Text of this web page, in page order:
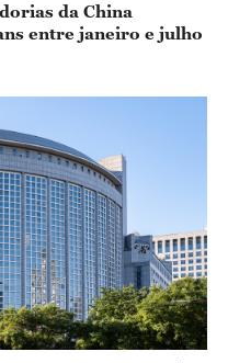
da China
entre janeiro e julho